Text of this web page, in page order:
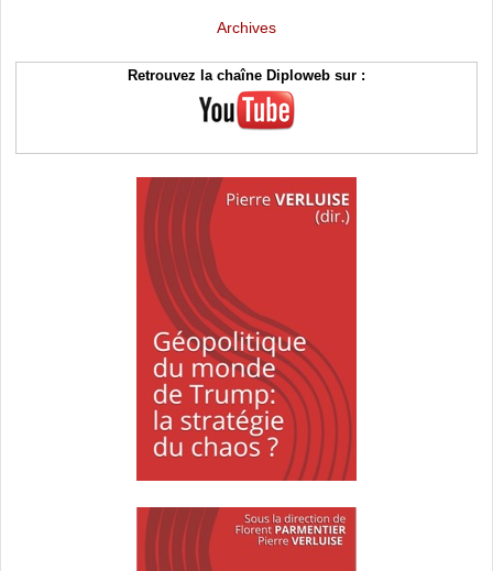
Archives
Retrouvez la chaîne Diploweb sur :